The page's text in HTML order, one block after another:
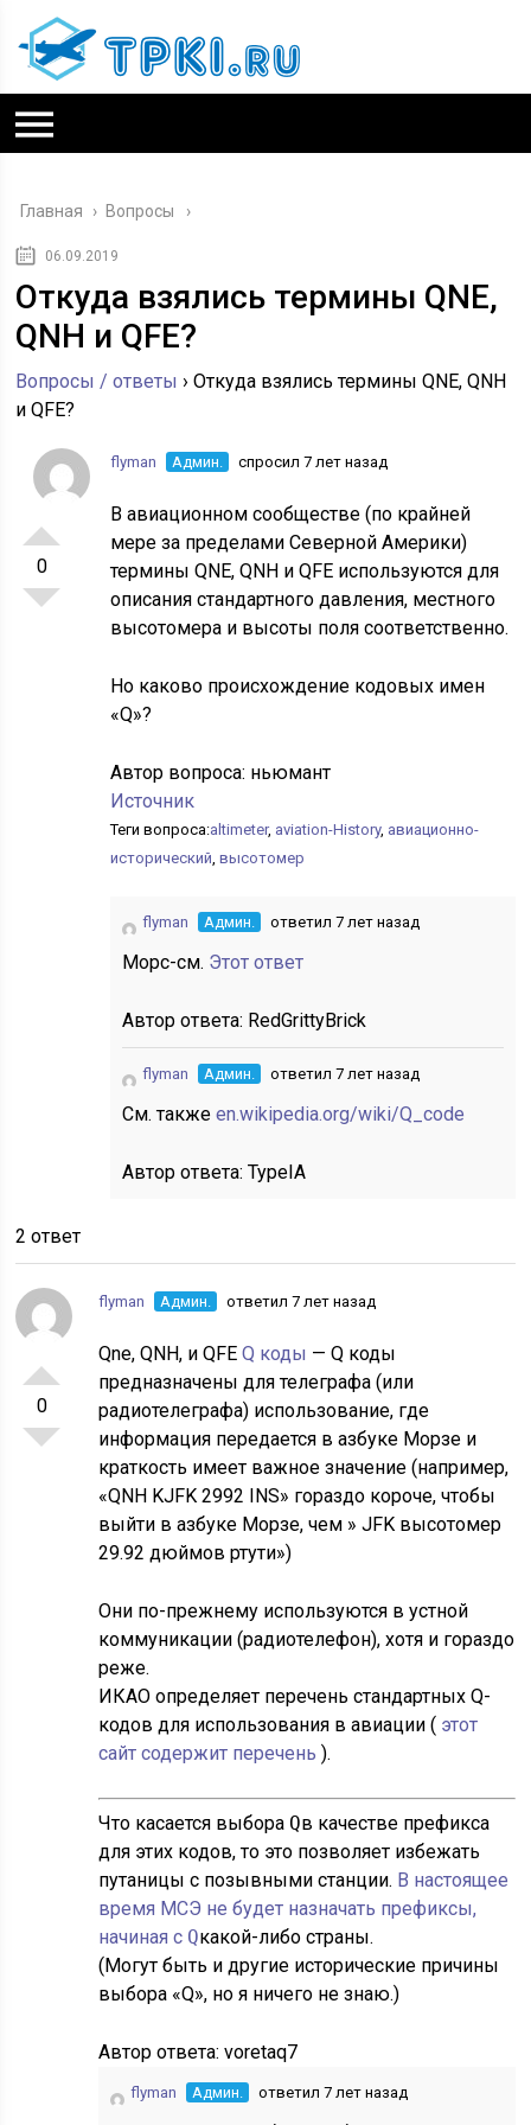
Главная › Вопросы
06.09.2019
Откуда взялись термины QNE,
QNH и QFE?
Вопросы / ответы ›Откуда взялись термины QNE, QNH
и QFE?
0
flyman Админ. спросил 7 лет назад
В авиационном сообществе (по крайней
мере за пределами Северной Америки)
термины QNE, QNH и QFE используются для
описания стандартного давления, местного
высотомера и высоты поля соответственно.
Но каково происхождение кодовых имен
«Q»?
Автор вопроса: ньюмант
Источник
Теги вопроса:altimeter, aviation-History, авиационно-
исторический,высотомер
flyman Админ. ответил 7 лет назад
Морс-см. Этот ответ
Автор ответа: RedGrittyBrick
flyman Админ. ответил 7 лет назад
См. такжеen.wikipedia.org/wiki/Q_code
Автор ответа:TypeIA
2 ответ
0
flyman Админ. ответил 7 лет назад
Qne, QNH, и QFEQ коды — Q коды
предназначены для телеграфа (или
радиотелеграфа) использование, где
информация передается в азбуке Морзе и
краткость имеет важное значение (например,
«QNH KJFK 2992 INS» гораздо короче, чтобы
выйти в азбуке Морзе, чем » JFK высотомер
29.92 дюймов ртути»)
Они по-прежнему используются в устной
коммуникации (радиотелефон), хотя и гораздо
реже.
ИКАО определяет перечень стандартных Q-
кодов для использования в авиации ( этот
сайт содержит перечень).
Что касается выбора Qв качестве префикса
для этих кодов, то это позволяет избежать
путаницы с позывными станции. В настоящее
время МСЭ не будет назначать префиксы,
начиная с Qкакой-либо страны.
(Могут быть и другие исторические причины
выбора «Q», но я ничего не знаю.)
Автор ответа:voretaq7
flyman Админ. ответил 7 лет назад